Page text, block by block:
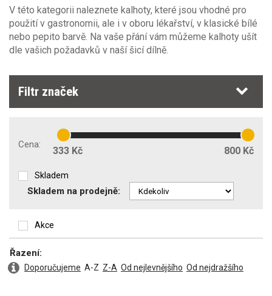
36(1)
38-2XS(1)
42-XS(15)
44(5)
50-M
Výška postavy
164(4)
170(8)
194
Barva
Barva
Sezóna
Pohlaví
dámské(17)
pánské
Oděvy Obecné vlastnosti
Typ oděvu
Příprava na strojní vyšívání
V této kategorii naleznete kalhoty, které jsou vhodné pro
použití v gastronomii, ale i v oboru lékařství, v klasické bílé
nebo pepito barvě. Na vaše přání vám můžeme kalhoty ušít
dle vašich požadavků v naší šicí dílně.
Filtr značek
Cena:
333 Kč 800 Kč
Skladem
Skladem na prodejně:
Řazení:
Doporučujeme A-Z Z-A Od nejlevnějšího Od nejdražšího
Akce